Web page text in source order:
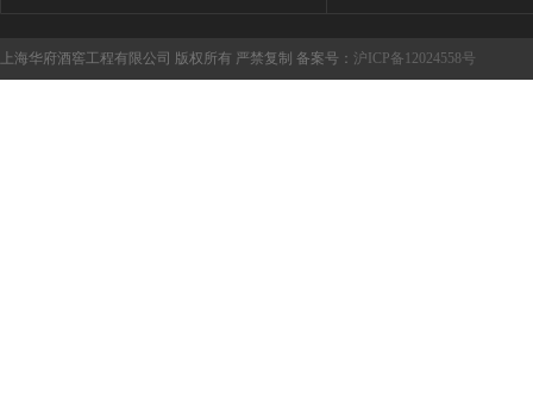
上海华府酒窖工程有限公司 版权所有 严禁复制 备案号： 沪ICP备12024558号